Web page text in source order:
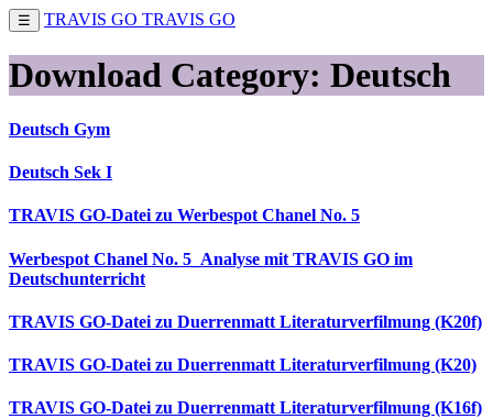
☰ TRAVIS GO TRAVIS GO
Download Category: Deutsch
Deutsch Gym
Deutsch Sek I
TRAVIS GO-Datei zu Werbespot Chanel No. 5
Werbespot Chanel No. 5_Analyse mit TRAVIS GO im
Deutschunterricht
TRAVIS GO-Datei zu Duerrenmatt Literaturverfilmung (K20f)
TRAVIS GO-Datei zu Duerrenmatt Literaturverfilmung (K20)
TRAVIS GO-Datei zu Duerrenmatt Literaturverfilmung (K16f)